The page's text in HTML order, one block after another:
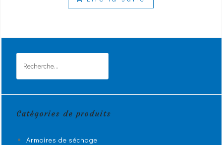
Catégories de produits
Armoires de séchage